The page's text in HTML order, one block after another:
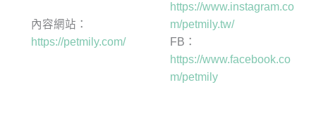
內容網站：
https://petmily.com/
https://www.instagram.co
m/petmily.tw/
FB：
https://www.facebook.co
m/petmily